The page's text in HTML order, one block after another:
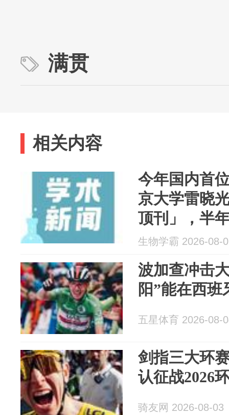
满贯
相关内容
今年国内首
京大学雷晓
顶刊」，半
生物学霸 2026-08-
波加查冲击
阳”能在西班
五星体育 2026-08-
剑指三大环
认征战2026
骑友网 2026-08-03